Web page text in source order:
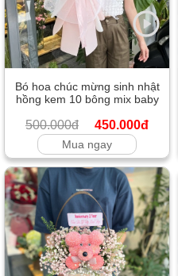
Bó hoa chúc mừng sinh nhật
hồng kem 10 bông mix baby
500.000đ 450.000đ
Mua ngay